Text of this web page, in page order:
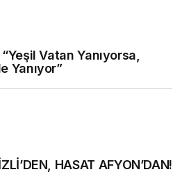
Vatan Yanıyorsa,
Yanıyor”
HASAT AFYON’DAN!